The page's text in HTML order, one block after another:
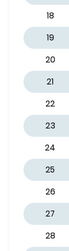
18
19
20
21
22
23
24
25
26
27
28